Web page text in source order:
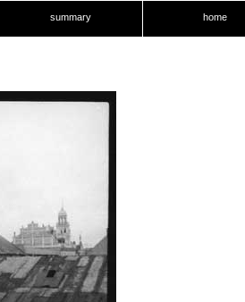
summary home